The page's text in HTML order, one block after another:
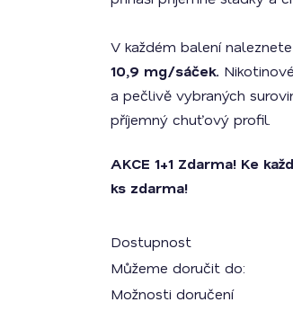
V každém balení naleznete
10,9 mg/sáček.
a pečlivě vybraných
příjemný chuťový profil.
AKCE 1+1 Zdarma! Ke
ks zdarma!
Dostupnost
Můžeme doručit do:
Možnosti doručení